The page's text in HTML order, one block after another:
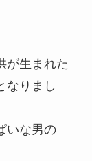
が生まれた
なりまし
いな男の